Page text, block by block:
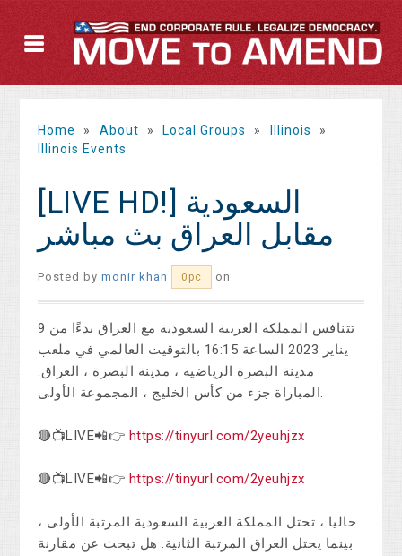
Home » About » Local Groups » Illinois
»
Illinois Events
[LIVE HD!] السعودية
مقابل العراق بث مباشر
Posted bymonir khan 0pc on
تتنافس المملكة العربية السعودية مع العراق بدءًا من 9
يناير 2023 الساعة 16:15 بالتوقيت العالمي في ملعب
مدينة البصرة الرياضية ، مدينة البصرة ، العراق.
المباراة جزء من كأس الخليج ، المجموعة الأولى.
🔴📺LIVE📲👉 https://tinyurl.com/2yeuhjzx
🔴📺LIVE📲👉 https://tinyurl.com/2yeuhjzx
حاليا ، تحتل المملكة العربية السعودية المرتبة الأولى ،
بينما يحتل العراق المرتبة الثانية. هل تبحث عن مقارنة